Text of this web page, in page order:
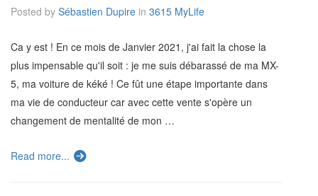
Posted by Sébastien Dupire in 3615 MyLife
Ca y est ! En ce mois de Janvier 2021, j'ai fait la chose la
plus impensable qu'il soit : je me suis débarassé de ma MX-
5, ma voiture de kéké ! Ce fût une étape importante dans
ma vie de conducteur car avec cette vente s'opère un
changement de mentalité de mon …
Read more...